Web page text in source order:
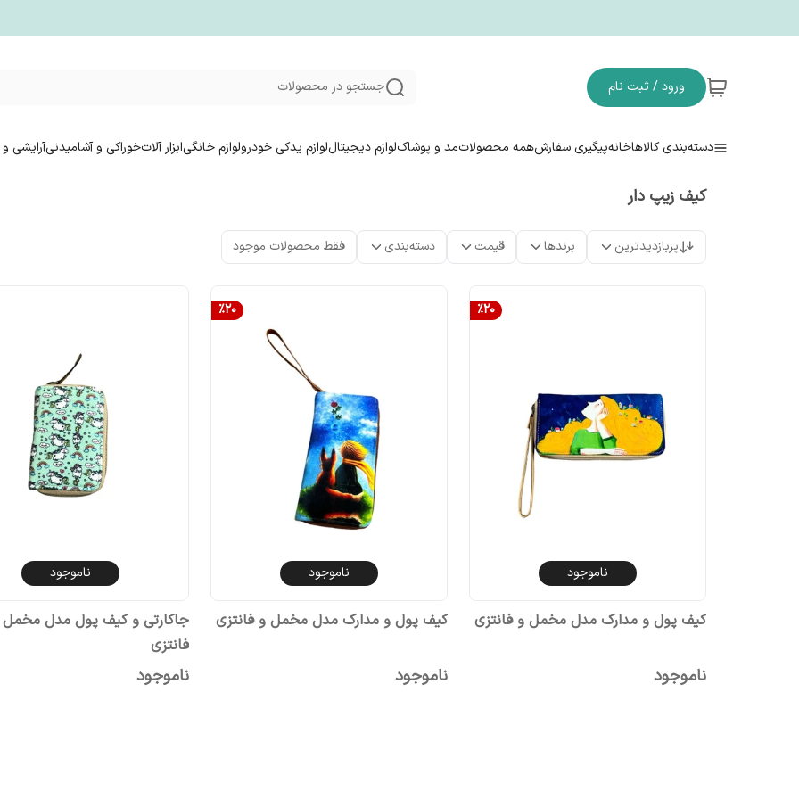
ورود / ثبت نام جستجو در محصولات
دسته‌بندی کالاهاخانهپیگیری سفارشهمه محصولاتمد و پوشاکلوازم دیجیتاللوازم یدکی خودرولوازم خانگیابزار آلاتخوراکی و آشامیدنیآرایشی
کیف زیپ دار
پربازدیدترین برندها قیمت دسته‌بندی فقط محصولات موجود
%20
ناموجود
کیف پول و مدارک مدل مخمل و فانتزی
ناموجود
%20
ناموجود
کیف پول و مدارک مدل مخمل و فانتزی
ناموجود
ناموجود
جاکارتی و کیف پول مدل
فانتزی
ناموجود